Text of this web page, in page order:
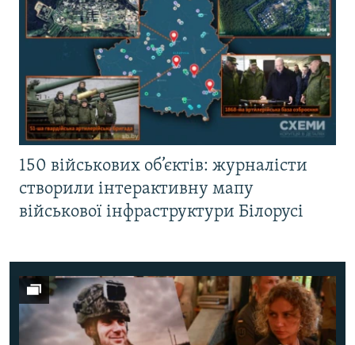
150 військових об’єктів: журналісти
створили інтерактивну мапу
військової інфраструктури Білорусі